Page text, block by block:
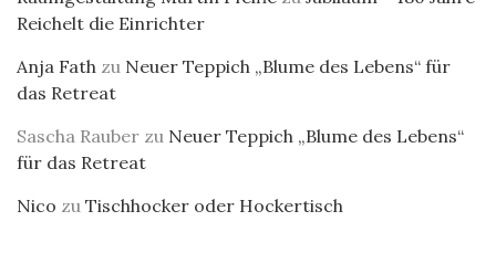
Reichelt die Einrichter
Anja Fath zu Neuer Teppich „Blume des Lebens“ für
das Retreat
Sascha Rauber zu Neuer Teppich „Blume des Lebens“
für das Retreat
Nico zu Tischhocker oder Hockertisch